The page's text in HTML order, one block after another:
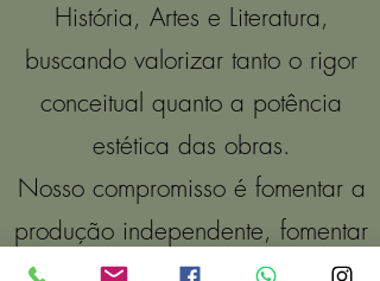
História, Artes e Literatura,
buscando valorizar tanto o rigor
conceitual quanto a potência
estética das obras.
Nosso compromisso é fomentar a
produção independente, fomentar
e fortalecer uma indústria dos